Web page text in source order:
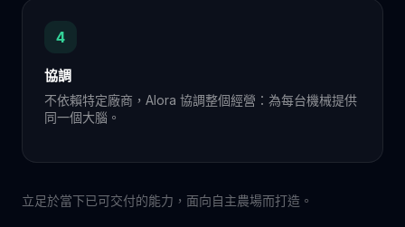
4
協調
不依賴特定廠商，Alora 協調整個經營：為每台機械提供
同一個大腦。
立足於當下已可交付的能力，面向自主農場而打造。